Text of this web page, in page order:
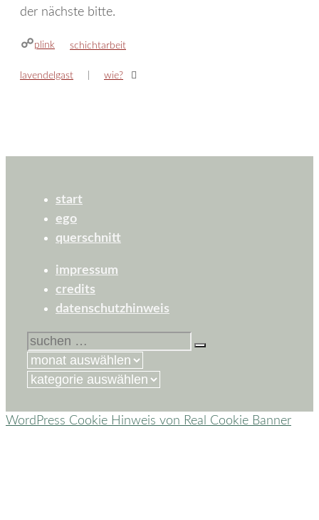
der nächste bitte.
plink kategorien
schichtarbeit
lavendelgast wie?
start
ego
querschnitt
impressum
credits
datenschutzhinweis
suchen
nach:
kategorien
WordPress Cookie Hinweis von Real Cookie Banner